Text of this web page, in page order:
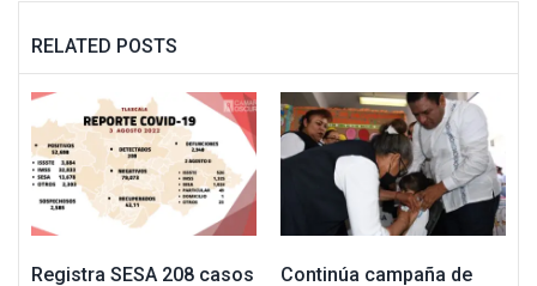
RELATED POSTS
Registra SESA 208 casos
Continúa campaña de